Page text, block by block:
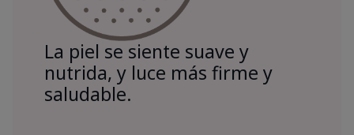
La piel se siente suave y
nutrida, y luce más firme y
saludable.